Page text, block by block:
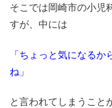
そこでは岡崎市の小児
すが、中には
「ちょっと気になる
ね」
と言われてしまうこと